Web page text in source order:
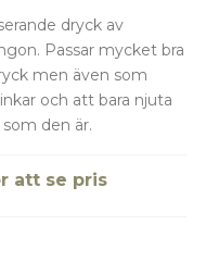
dryck av
Passar mycket bra
men även som
och att bara njuta
som den är.
att se pris